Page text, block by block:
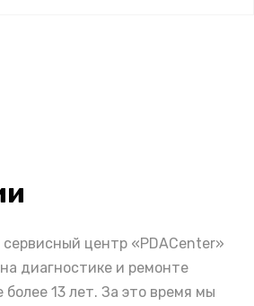
центр «PDACenter»
диагностике и ремонте
более 13 лет. За это время мы